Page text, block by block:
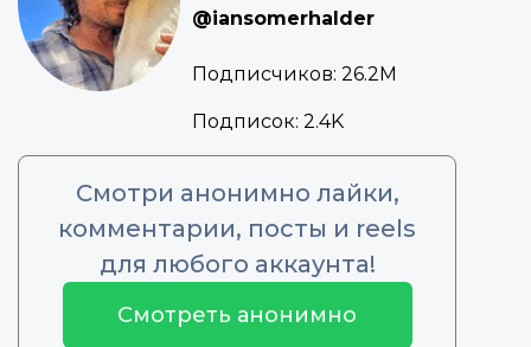
@iansomerhalder
Подписчиков: 26.2M
Подписок: 2.4K
Смотри анонимно лайки,
комментарии, посты и reels
для любого аккаунта!
Смотреть анонимно